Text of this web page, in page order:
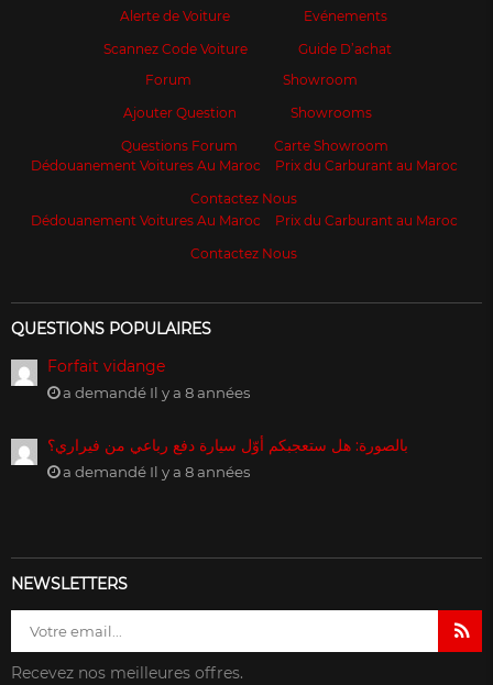
Alerte de Voiture
Scannez Code Voiture
Evénements
Guide D’achat
Forum
Ajouter Question
Questions Forum
Showroom
Showrooms
Carte Showroom
Dédouanement Voitures Au Maroc
Prix du Carburant au Maroc
Contactez Nous
Dédouanement Voitures Au Maroc
Prix du Carburant au Maroc
Contactez Nous
QUESTIONS POPULAIRES
Forfait vidange
a demandé Il y a 8 années
بالصورة: هل ستعجبكم أوّل سيارة دفع رباعي من فيراري؟
a demandé Il y a 8 années
NEWSLETTERS
Recevez nos meilleures offres.